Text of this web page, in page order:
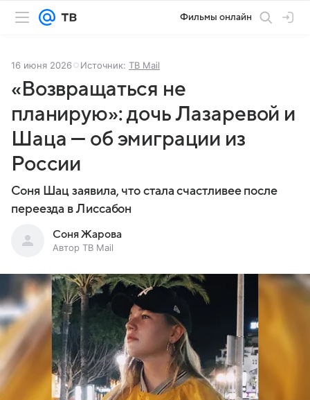
Фильмы онлайн
16 июня 2026 Источник: ТВ Mail
«Возвращаться не
планирую»: дочь Лазаревой и
Шаца — об эмиграции из
России
Соня Шац заявила, что стала счастливее после
переезда в Лиссабон
Соня Жарова
Автор ТВ Mail